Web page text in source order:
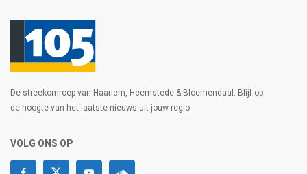
De streekomroep van Haarlem, Heemstede & Bloemendaal. Blijf op
de hoogte van het laatste nieuws uit jouw regio.
VOLG ONS OP